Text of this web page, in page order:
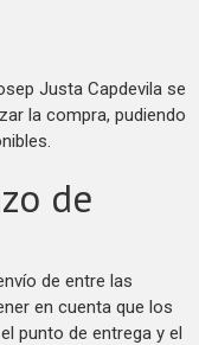
Justa Capdevila se
la compra, pudiendo
de
de entre las
en cuenta que los
punto de entrega y el